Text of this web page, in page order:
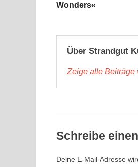
Wonders«
Über Strandgut
Zeige alle Beiträge
Schreibe
Deine E-Mail-Adresse